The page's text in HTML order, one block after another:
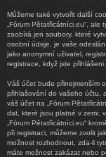
Můžeme také vytvořit další
„Fórum Pětatřicátníci.eu“,
zaobírá jen soubory, které
osobní údaje, je vaše
jako anonymní uživatel,
registrace, když jste přihlášeni.
Váš účet bude přinejmenším
přihlašování do vašeho účtu,
váš účet na „Fórum
dat, které jsou platné v zemi,
„Fórum Pětatřicátníci.eu“
při registraci, můžeme zvolit
možnost rozhodnout, zda-li
máte možnost zakázat nebo